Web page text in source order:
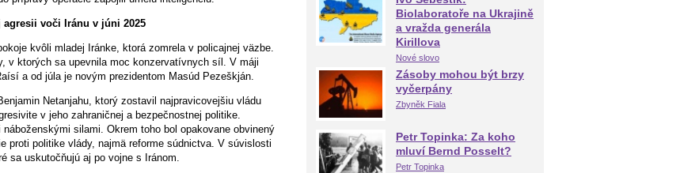
voči Iránu v júni 2025
kvôli mladej Iránke, ktorá zomrela v policajnej väzbe.
v ktorých sa upevnila moc konzervatívnych síl. V máji
a od júla je novým prezidentom Masúd Pezeškján.
Netanjahu, ktorý zostavil najpravicovejšiu vládu
v jeho zahraničnej a bezpečnostnej politike.
silami. Okrem toho bol opakovane obvinený
proti politike vlády, najmä reforme súdnictva. V súvislosti
sa uskutočňujú aj po vojne s Iránom.
Biolaboratoře na Ukrajině
a vražda generála
Kirillova
Nové slovo
Zásoby mohou být brzy
vyčerpány
Zbyněk Fiala
Petr Topinka: Za koho
mluví Bernd Posselt?
Petr Topinka